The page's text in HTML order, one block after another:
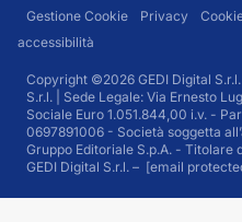
Gestione Cookie Privacy
accessibilità
Copyright ©2026 GEDI Digital
S.r.l. | Sede Legale: Via Ernesto
Sociale Euro 1.051.844,00 i.v. -
0697891006 - Società soggetta
Gruppo Editoriale S.p.A. - Titolare
GEDI Digital S.r.l. – [email